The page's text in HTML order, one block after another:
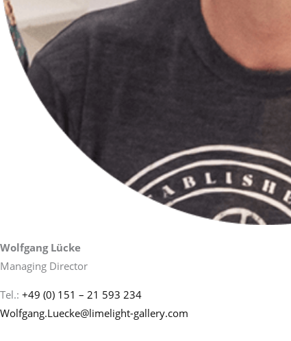
Wolfgang Lücke
Managing Director
Tel.: +49 (0) 151 – 21 593 234
Wolfgang.Luecke@limelight-gallery.com